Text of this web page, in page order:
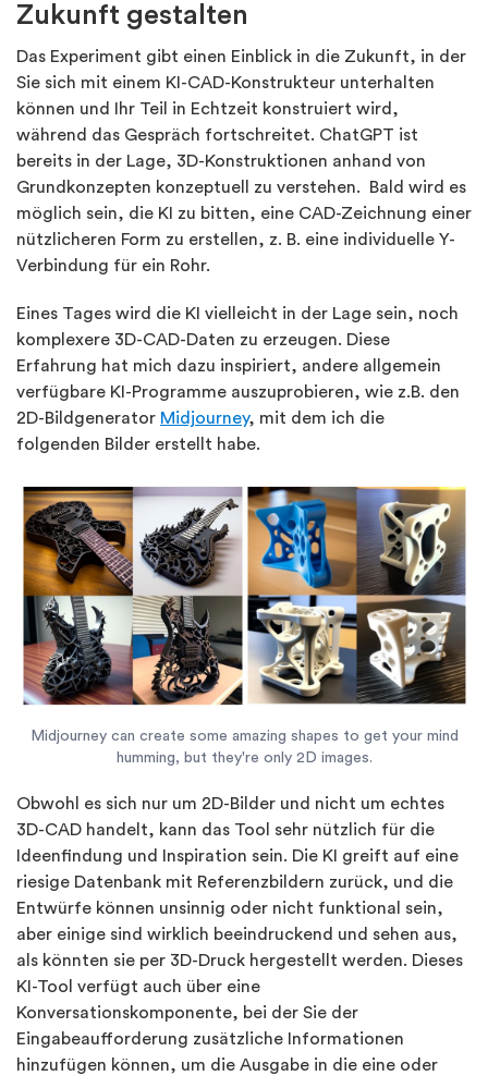
Zukunft gestalten
Das Experiment gibt einen Einblick in die Zukunft, in der
Sie sich mit einem KI-CAD-Konstrukteur unterhalten
können und Ihr Teil in Echtzeit konstruiert wird,
während das Gespräch fortschreitet. ChatGPT ist
bereits in der Lage, 3D-Konstruktionen anhand von
Grundkonzepten konzeptuell zu verstehen. Bald wird es
möglich sein, die KI zu bitten, eine CAD-Zeichnung einer
nützlicheren Form zu erstellen, z. B. eine individuelle Y-
Verbindung für ein Rohr.
Eines Tages wird die KI vielleicht in der Lage sein, noch
komplexere 3D-CAD-Daten zu erzeugen. Diese
Erfahrung hat mich dazu inspiriert, andere allgemein
verfügbare KI-Programme auszuprobieren, wie z.B. den
2D-Bildgenerator Midjourney, mit dem ich die
folgenden Bilder erstellt habe.
Midjourney can create some amazing shapes to get your mind
humming, but they're only 2D images.
Obwohl es sich nur um 2D-Bilder und nicht um echtes
3D-CAD handelt, kann das Tool sehr nützlich für die
Ideenfindung und Inspiration sein. Die KI greift auf eine
riesige Datenbank mit Referenzbildern zurück, und die
Entwürfe können unsinnig oder nicht funktional sein,
aber einige sind wirklich beeindruckend und sehen aus,
als könnten sie per 3D-Druck hergestellt werden. Dieses
KI-Tool verfügt auch über eine
Konversationskomponente, bei der Sie der
Eingabeaufforderung zusätzliche Informationen
hinzufügen können, um die Ausgabe in die eine oder